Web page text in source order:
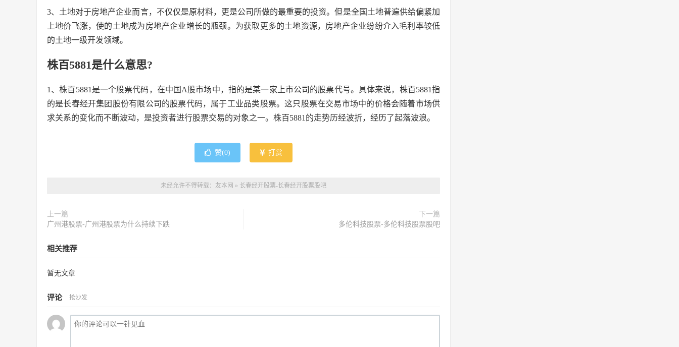
3、土地对于房地产企业而言，不仅仅是原材料，更是公司所做的最重要的投资。但是全国土地普遍供给偏紧加
上地价飞涨，使的土地成为房地产企业增长的瓶颈。为获取更多的土地资源，房地产企业纷纷介入毛利率较低
的土地一级开发领域。
株百5881是什么意思?
1、株百5881是一个股票代码，在中国A股市场中，指的是某一家上市公司的股票代号。具体来说，株百5881指
的是长春经开集团股份有限公司的股票代码，属于工业品类股票。这只股票在交易市场中的价格会随着市场供
求关系的变化而不断波动，是投资者进行股票交易的对象之一。株百5881的走势历经波折，经历了起落波浪。
赞(0) 打赏
未经允许不得转载： 友本网 » 长春经开股票-长春经开股票股吧
上一篇
广州港股票-广州港股票为什么持续下跌
下一篇
多伦科技股票-多伦科技股票股吧
相关推荐
暂无文章
评论 抢沙发